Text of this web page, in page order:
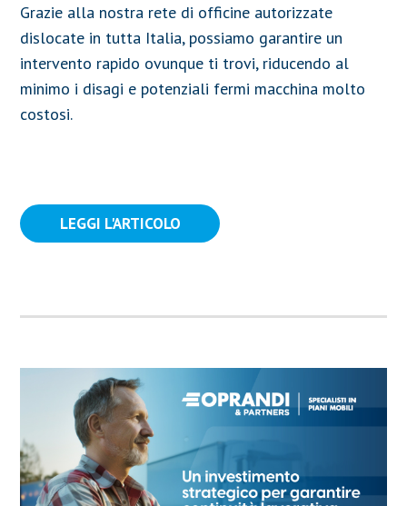
Grazie alla nostra rete di officine autorizzate
dislocate in tutta Italia, possiamo garantire un
intervento rapido ovunque ti trovi, riducendo al
minimo i disagi e potenziali fermi macchina molto
costosi.
LEGGI L'ARTICOLO